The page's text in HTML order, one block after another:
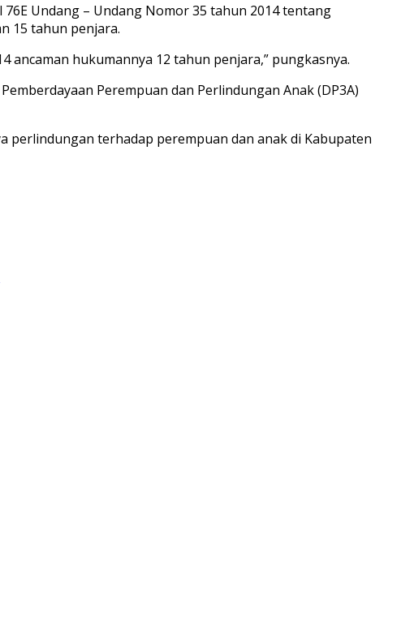
76E Undang – Undang Nomor 35 tahun 2014 tentang
15 tahun penjara.
hukumannya 12 tahun penjara,” pungkasnya.
Perempuan dan Perlindungan Anak (DP3A)
perlindungan terhadap perempuan dan anak di Kabupaten